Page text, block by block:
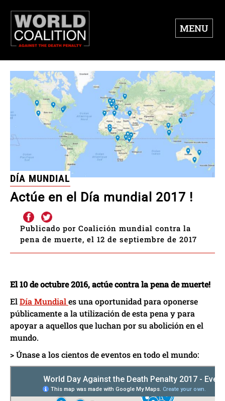
MENU
Actúe en el Día mundial 2017 !
DÍA MUNDIAL
Publicado por Coalición mundial contra la
pena de muerte, el 12 de septiembre de 2017
El 10 de octubre 2016, actúe contra la pena de muerte!
ElDía Mundiales una oportunidad para oponerse
públicamente a la utilización de esta pena y para
apoyar a aquellos que luchan por su abolición en el
mundo.
> Únase a los cientos de eventos en todo el mundo: